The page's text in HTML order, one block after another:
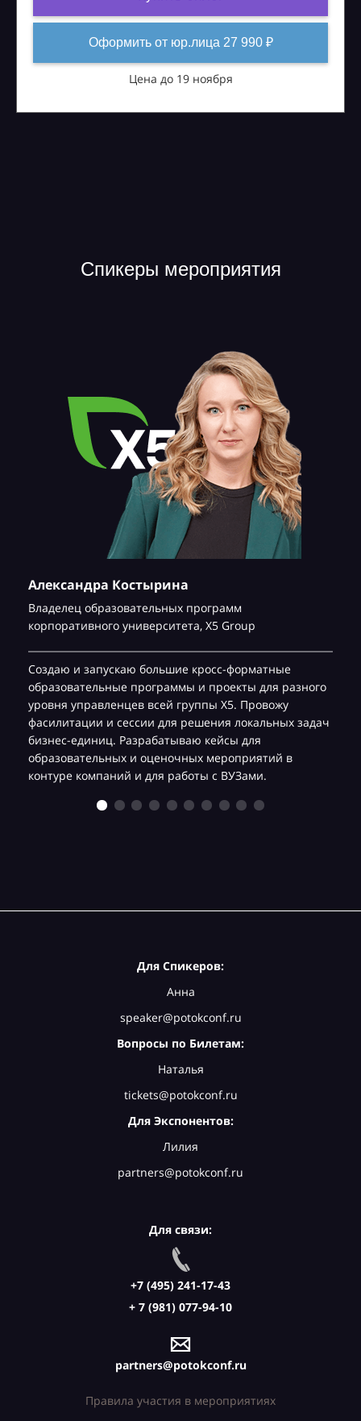
Оформить от юр.лица 27 990 ₽
Цена до 19 ноября
Спикеры мероприятия
Александра Костырина
Владелец образовательных программ
корпоративного университета, Х5 Group
Создаю и запускаю большие кросс-форматные
образовательные программы и проекты для разного
уровня управленцев всей группы Х5. Провожу
фасилитации и сессии для решения локальных задач
бизнес-единиц. Разрабатываю кейсы для
образовательных и оценочных мероприятий в
контуре компаний и для работы с ВУЗами.
Для Спикеров:
Анна
speaker@potokconf.ru
Вопросы по Билетам:
Наталья
tickets@potokconf.ru
Для Экспонентов:
Лилия
partners@potokconf.ru
Для связи:
+7 (495) 241-17-43
+ 7 (981) 077-94-10
partners@potokconf.ru
Правила участия в мероприятиях